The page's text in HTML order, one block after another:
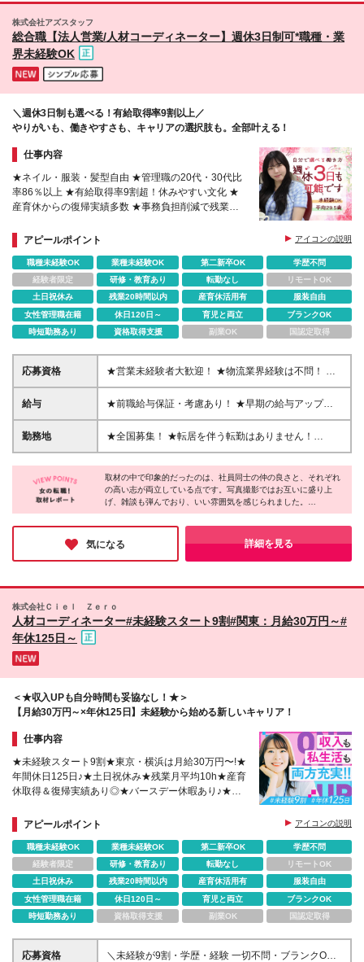
前向きに提案し、結果に向き合う姿勢は大切にしてい
という方よりも、 営業に挑戦してみたいという方へ
株式会社アズスタッフ
総合職【法人営業/人材コーディネーター】週休3日制可*職種・業
界未経験OK
＼週休3日制も選べる！有給取得率9割以上／
やりがいも、働きやすさも、キャリアの選択肢も。全部叶える！
仕事内容
★ネイル・服装・髪型自由 ★管理職の20代・30代比
率86％以上 ★有給取得率9割超！休みやすい文化 ★
産育休からの復帰実績多数 ★事務負担削減で残業少
アピールポイント
アイコンの説明
職種未経験OK 業種未経験OK 第二新卒OK
学歴不問
経験者限定
研修・教育あり 転勤なし
リモートOK
土日祝休み
残業20時間以内 産育休活用有
服装自由
女性管理職在籍
休日120日～ 育児と両立
ブランクOK
時短勤務あり
資格取得支援 副業OK 国認定取得
応募資格
★営業未経験者大歓迎！ ★物流業界経験は不問！ ★
学歴不問！ ★第二新卒歓迎！ ★ブランクOK！ ＼こん
な方にピッタリです！／ ・「圧倒的No.1」を目指す
をつけて全力で楽しみたい方 ・チームワークを大切
にし、コミュニケーションが好きな方 ・社会貢献性
給与
★前職給与保証・考慮あり！ ★早期の給与アップが
可能です 月給24万9113円以上＋賞与年2回＋各種手
当 ※経験やスキルを考慮し決定します。 ※上記給与に
与・待遇に差異はありません）
勤務地
★全国募集！ ★転居を伴う転勤はありません！
★U・Iターン歓迎！ ＼本社／ 東京都新宿区西新宿1-
20-3 西新宿髙木ビル2階 ＼希望の拠点・営業所に配
属します！／ 【北海道・東北エリア】 北海道札幌
市、宮城県仙台市、福島県郡山市 【北信越エリア】
新潟県新潟市、石川県金沢市 【関東エリア】 東京都
新宿区、東京都立川市、神奈川県横浜市、神奈川県厚
木市、埼玉県さいたま市、埼玉県所沢市、埼玉県春日
ア】 大阪府大阪市、兵庫県神戸市、京都府京都市、
奈良県奈良市 【中国・四国エリア】 広島県広島市、
取材の中で印象的だったのは、社員同士の仲の良さと、それぞれ
の高い志が両立している点です。写真撮影ではお互いに盛り上
げ、雑談も弾んでおり、いい雰囲気を感じられました。
インタビューでは、物流のインフラを支える、圧倒的なナンバー
1になって業界を変えていくという熱量とそれに伴うやりがいを
口々にお話ししていました。大きな目標を追う楽しさ、協力し合
うチームワークがあり、理想的な空気間なのではないでしょう
か。
気になる 詳細を見る
株式会社Ｃｉｅｌ Ｚｅｒｏ
人材コーディネーター#未経験スタート9割#関東：月給30万円～#
年休125日～
＜★収入UPも自分時間も妥協なし！★＞
【月給30万円～×年休125日】未経験から始める新しいキャリア！
仕事内容
★未経験スタート9割★東京・横浜は月給30万円〜!★
年間休日125日♪★土日祝休み★残業月平均10h★産育
休取得＆復帰実績あり◎★バースデー休暇あり♪★家
活用中
アピールポイント アイコンの説明
職種未経験OK 業種未経験OK 第二新卒OK
学歴不問
経験者限定
研修・教育あり 転勤なし
リモートOK
土日祝休み
残業20時間以内 産育休活用有
服装自由
女性管理職在籍
休日120日～ 育児と両立
ブランクOK
時短勤務あり
資格取得支援 副業OK 国認定取得
応募資格
＼未経験が9割・学歴・経験 一切不問・ブランクOK